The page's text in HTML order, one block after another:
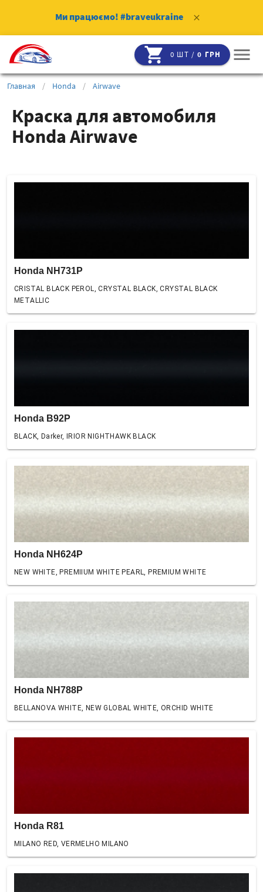
Ми працюємо! #braveukraine clear
shopping_cart 0 ШТ /0 ГРН menu
Главная / Honda / Airwave
Краска для автомобиля
Honda Airwave
Honda NH731P
CRISTAL BLACK PEROL, CRYSTAL BLACK, CRYSTAL BLACK
METALLIC
Honda B92P
BLACK, Darker, IRIOR NIGHTHAWK BLACK
Honda NH624P
NEW WHITE, PREMIIUM WHITE PEARL, PREMIUM WHITE
Honda NH788P
BELLANOVA WHITE, NEW GLOBAL WHITE, ORCHID WHITE
Honda R81
MILANO RED, VERMELHO MILANO